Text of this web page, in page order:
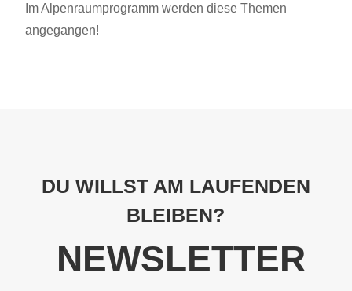
Im Alpenraumprogramm werden diese Themen
angegangen!
DU WILLST AM LAUFENDEN
BLEIBEN?
NEWSLETTER